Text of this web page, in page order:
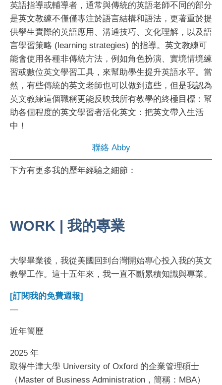
英語指導或輔導者，通常與傳統的英語老師不同的部分
是英文教練不僅僅專注於語言結構和語法，更著重於提
供學生實際的英語應用、溝通技巧、文化理解，以及語
言學習策略 (learning strategies) 的指導。英文教練可
能會使用各種非傳統方法，例如角色扮演、實境情境練
習或數位英文學習工具，來幫助學生提升英語水平。當
然，有些傳統的英文老師也可以做到這些，但是我認為
英文教練這個職稱更能反映我所有教學的終極目標：幫
助各個程度的英文學習者活化英文：把英文帶入生活
中！
聯絡 Abby
下方有更多我的歷年經驗之細節：
WORK | 我的專業
大學畢業後，我從美國回到台灣開始專心投入我的英文
教學工作。這十五年來，我一直不斷累積知識與專業。
[訂閱我的免費週報]
—
近年簡歷
2025 年
取得牛津大學 University of Oxford 的企業管理碩士
（Master of Business Administration，簡稱：MBA）